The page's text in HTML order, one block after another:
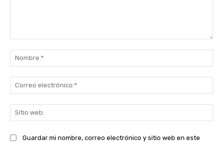
Guardar mi nombre, correo electrónico y sitio web en este